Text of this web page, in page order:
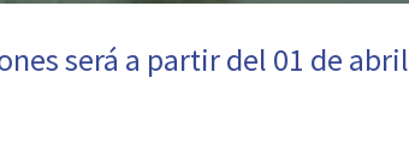
será a partir del 01 de abril